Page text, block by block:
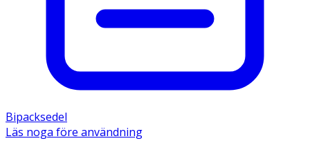
Bipacksedel
Läs noga före användning